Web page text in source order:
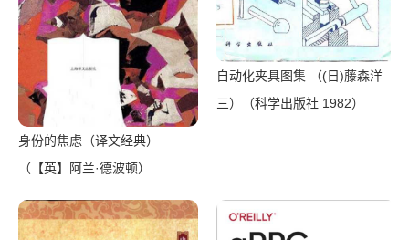
身份的焦虑（译文经典）
（【英】阿兰·德波顿）
Publishing House 2018）
自动化夹具图集 （(日)藤森洋
三）（科学出版社 1982）